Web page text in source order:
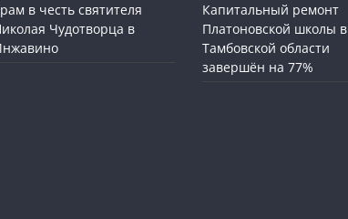
в честь святителя
Чудотворца в
Капитальный ремонт
Платоновской школы в
Тамбовской области
завершён на 77%